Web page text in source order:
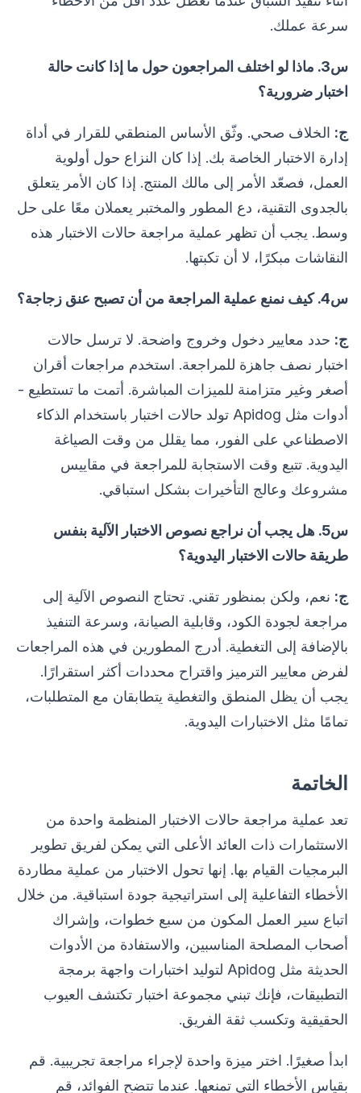
سرعة عملك.
س3. ماذا لو اختلف المراجعون حول ما إذا كانت حالة
اختبار ضرورية؟
ج: الخلاف صحي. وثّق الأساس المنطقي للقرار في أداة
إدارة الاختبار الخاصة بك. إذا كان النزاع حول أولوية
العمل، فصعّد الأمر إلى مالك المنتج. إذا كان الأمر يتعلق
بالجدوى التقنية، دع المطور والمختبر يعملان معًا على حل
وسط. يجب أن تظهر عملية مراجعة حالات الاختبار هذه
النقاشات مبكرًا، لا أن تكبتها.
س4. كيف نمنع عملية المراجعة من أن تصبح عنق زجاجة؟
ج: حدد معايير دخول وخروج واضحة. لا ترسل حالات
اختبار نصف جاهزة للمراجعة. استخدم مراجعات أقران
أصغر وغير متزامنة للميزات المباشرة. أتمت ما تستطيع -
أدوات مثل Apidog تولد حالات اختبار باستخدام الذكاء
الاصطناعي على الفور، مما يقلل من وقت الصياغة
اليدوية. تتبع وقت الاستجابة للمراجعة في مقاييس
مشروعك وعالج التأخيرات بشكل استباقي.
س5. هل يجب أن نراجع نصوص الاختبار الآلية بنفس
طريقة حالات الاختبار اليدوية؟
ج: نعم، ولكن بمنظور تقني. تحتاج النصوص الآلية إلى
مراجعة لجودة الكود، وقابلية الصيانة، وسرعة التنفيذ
بالإضافة إلى التغطية. أدرج المطورين في هذه المراجعات
لفرض معايير الترميز واقتراح محددات أكثر استقرارًا.
يجب أن يظل المنطق والتغطية يتطابقان مع المتطلبات،
تمامًا مثل الاختبارات اليدوية.
الخاتمة
تعد عملية مراجعة حالات الاختبار المنظمة واحدة من
الاستثمارات ذات العائد الأعلى التي يمكن لفريق تطوير
البرمجيات القيام بها. إنها تحول الاختبار من عملية مطاردة
الأخطاء التفاعلية إلى استراتيجية جودة استباقية. من خلال
اتباع سير العمل المكون من سبع خطوات، وإشراك
أصحاب المصلحة المناسبين، والاستفادة من الأدوات
الحديثة مثل Apidog لتوليد اختبارات واجهة برمجة
التطبيقات، فإنك تبني مجموعة اختبار تكتشف العيوب
الحقيقية وتكسب ثقة الفريق.
ابدأ صغيرًا. اختر ميزة واحدة لإجراء مراجعة تجريبية. قم
بقياس الأخطاء التي تمنعها. عندما تتضح الفوائد، قم